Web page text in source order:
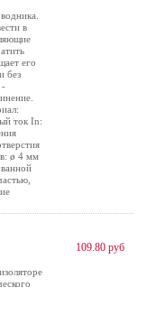
в
его
без
-
ток In:
ø 4 мм
109.80 руб